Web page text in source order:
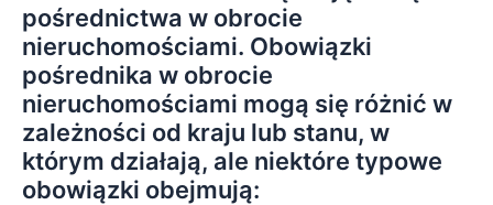
pośrednictwa w obrocie
nieruchomościami. Obowiązki
pośrednika w obrocie
nieruchomościami mogą się różnić w
zależności od kraju lub stanu, w
którym działają, ale niektóre typowe
obowiązki obejmują: